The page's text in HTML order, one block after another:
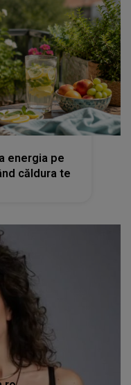
energia pe
căldura te